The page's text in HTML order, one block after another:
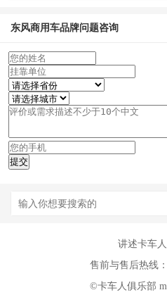
东风商用车有限公司总部位于湖
工，15家专业厂、分（子）公司及
汽车集团股份有限公司以740亿美元
界500强排名113位。
东风商用车品牌问题咨询
讲述卡车
售前与售后热线：
©卡车人俱乐部